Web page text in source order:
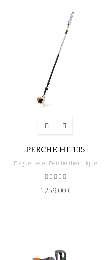
PERCHE HT 135
Elagueuse et Perche thermique
1 259,00 €